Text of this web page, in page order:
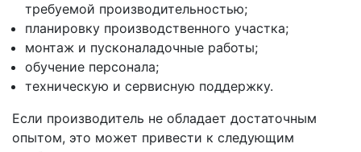
требуемой производительностью;
планировку производственного участка;
монтаж и пусконаладочные работы;
обучение персонала;
техническую и сервисную поддержку.
Если производитель не обладает достаточным
опытом, это может привести к следующим